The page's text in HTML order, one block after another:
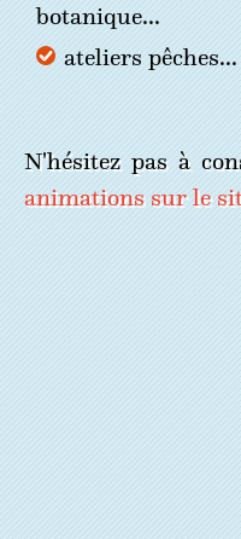
botanique...
ateliers pêches...
N'hésitez pas à
animations sur le